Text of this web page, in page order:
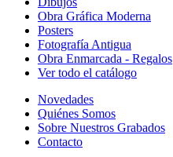
Obra Gráfica Moderna
Posters
Fotografía Antigua
Obra Enmarcada - Regalos
Ver todo el catálogo
Novedades
Quiénes Somos
Sobre Nuestros Grabados
Contacto